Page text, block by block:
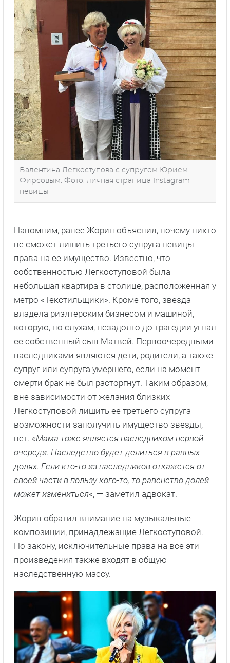
Валентина Легкоступова с супругом Юрием
Фирсовым. Фото: личная страница Instagram
певицы
Напомним, ранее Жорин объяснил, почему никто
не сможет лишить третьего супруга певицы
права на ее имущество. Известно, что
собственностью Легкоступовой была
небольшая квартира в столице, расположенная у
метро «Текстильщики». Кроме того, звезда
владела риэлтерским бизнесом и машиной,
которую, по слухам, незадолго до трагедии угнал
ее собственный сын Матвей. Первоочередными
наследниками являются дети, родители, а также
супруг или супруга умершего, если на момент
смерти брак не был расторгнут. Таким образом,
вне зависимости от желания близких
Легкоступовой лишить ее третьего супруга
возможности заполучить имущество звезды,
нет. «Мама тоже является наследником первой
очереди. Наследство будет делиться в равных
долях. Если кто-то из наследников откажется от
своей части в пользу кого-то, то равенство долей
может измениться«, — заметил адвокат.
Жорин обратил внимание на музыкальные
композиции, принадлежащие Легкоступовой.
По закону, исключительные права на все эти
произведения также входят в общую
наследственную массу.